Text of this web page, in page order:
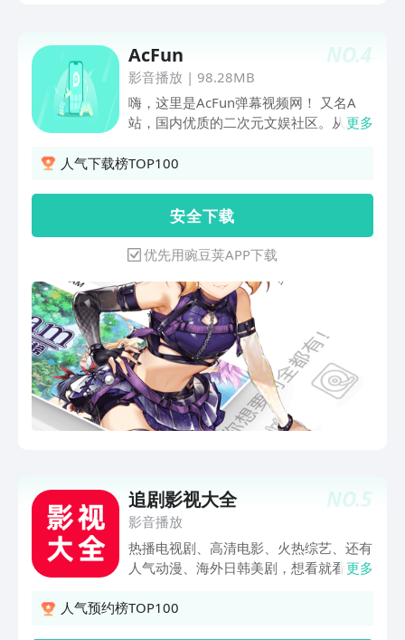
生未婚，500万遗产谁来继承？相伴18年
未领证的老伴病危《大唐少年天行传》猫
女夜行琵琶自燃，长安城怪事一件接一
件，四个少年侦探这就开查！【意见反
馈】如遇问题或者有好的建议，欢迎加入
为大家解答，并有持续好礼相送！官方
圆》：孙俪演绎陕西女首富的精彩一生;
《权力的游戏》：铁王座之争落下帷幕；
《风月变》：蝶变少女唯爱霸道将军；
《他在逆光中告白》独播，都市悬爱甜爽
奇的新朋友闪亮登场；《男人的战争》独
师》独播：无心岳绮罗生死决战；【搜狐
视频，正在热播】搜狐出品必精品：他在
逆光中告白、无心法师、法医秦明、罪案
心理小组X；狐小狐强推综艺：星同事、
频播主精彩纷呈：谭凯、汪峰、于文文、
李子柒、四月晨晨、祝晓晗、医路向前巍
子；频道热播电视剧：风雨上海滩、男人
的战争、楚乔传、战狼.战狼；正版美剧
抢先看：熊家餐馆、绝命毒师、风骚律
师、权力的游戏；在家惬意看电影：无
名、流浪地球、莫斯科行动、抓娃娃；热
门动漫看不停：猫和老鼠、猪猪侠、小猪
NO.4
AcFun
影音播放 | 98.28MB
嗨，这里是AcFun弹幕视频网！ 又名A
站，国内优质的二次元文娱社区。从
往前冲的动力，未来我们会更加努力！我
AcFun！-丰富有趣的直播： 慢直播！
VUP直播！我们都有！有趣的UP主，友
好的直播氛围，才华横溢的虚拟偶像，精
彩不断！-友好的社区氛围：这里的弹幕
文化那是出了名的好，一边看剧一边刷弹
幕，其乐无穷！-还有更精彩的内容：---
热门动画番剧 ：《冰上的尤里》、《佐
贺偶像是传奇》等等国漫日漫美漫版权动
画！---前沿科技新鲜实事：科技制造、国
防军事、汽车资讯、手办模玩，都是硬核
技术宅们的聚集区；更有鱼塘包罗万象，
好看的舞蹈区小姐姐、好听的音乐歌曲等
你发现~ 如果您有功能建议或者遇到使用
问题，可以通过以下方式联系我们：官方
邮箱：ac-support@kuaishou.com；官
方微博：AcFun弹幕视频网
更多
人气下载榜TOP100
安 全 下 载
优先用豌豆荚APP下载
NO.5
追剧影视大全
影音播放
热播电视剧、高清电影、火热综艺、还有
人气动漫、海外日韩美剧，想看就看。免
视剧、综艺、动漫、八卦等丰富的高清视
更多
人气预约榜TOP100